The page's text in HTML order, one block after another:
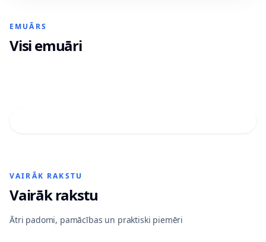
EMUĀRS
Visi emuāri
modeļu
pārvaldībai:
2026
pārvaldībai: ceļvedis 2026
Uzņēmumi pāriet uz pašmitinātām AI vārtejām vairāku
drošību un biežākās ieviešanas kļūdas.
VAIRĀK RAKSTU
Vairāk rakstu
Ātri padomi, pamācības un praktiski piemēri